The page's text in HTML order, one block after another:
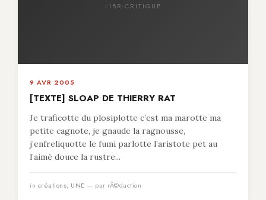
LIBR-CRITIQUE
9 AVR 2005
[TEXTE] SLOAP DE THIERRY RAT
Je traficotte du plosiplotte c’est ma marotte ma
petite cagnote, je gnaude la ragnousse,
j’enfreliquotte le fumi parlotte l’aristote pet au
l’aimé douce la rustre...
in créations, UNE — par rÃ©daction